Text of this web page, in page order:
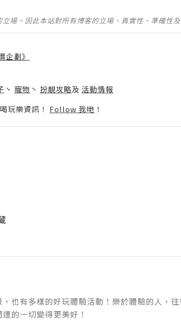
場。因此本站對所有博客的立場、真實性、準確性
企劃》
丶 寵物 丶 扮靚攻略及 活動情報
玩樂資訊！ Follow 我哋 ！
也有多樣的好玩體驗活動！樂於體驗的人，
的一切變得更美好！